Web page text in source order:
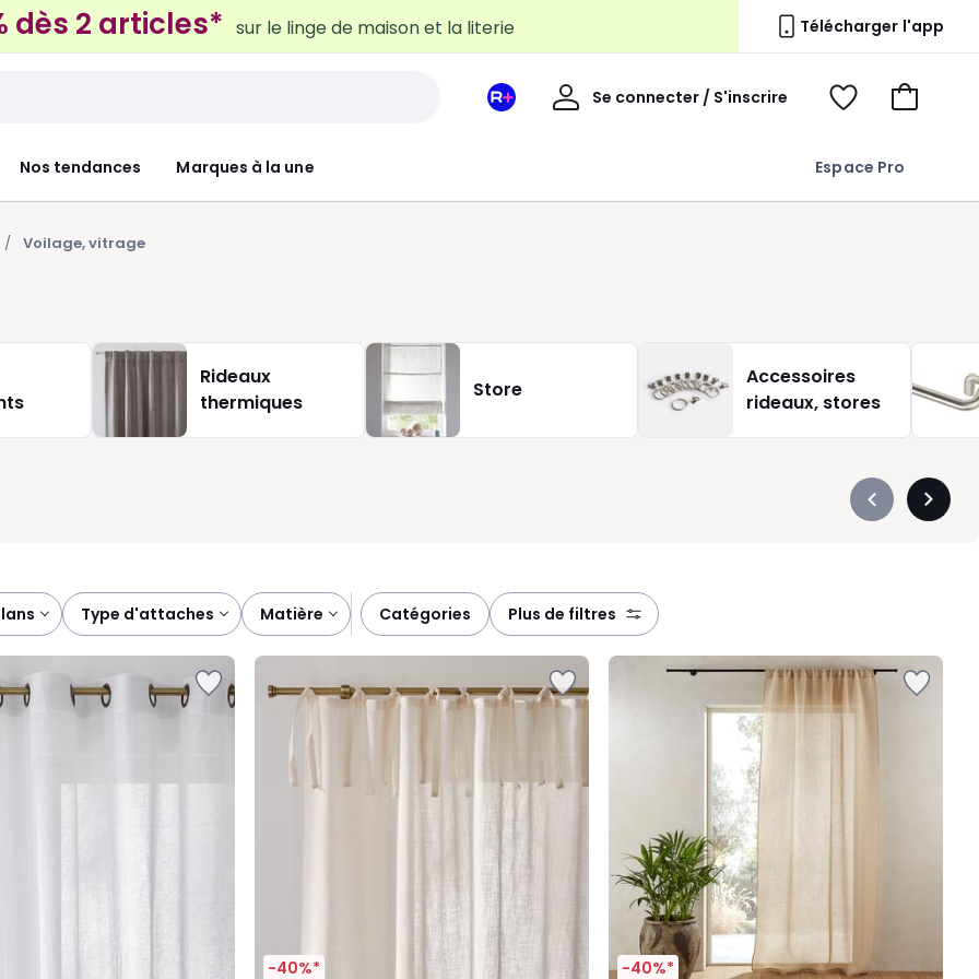
Télécharger l'app
Nos tendances Marques à la une Espace Pro
Mon
Se connecter / S'inscrire
Mon
Voir
Voir
Voilage, vitrage
Rideaux
thermiques
Store
Accessoires
rideaux, stores
Précédent
type d'attaches matière catégories plus de filtres
-40%* -40%*